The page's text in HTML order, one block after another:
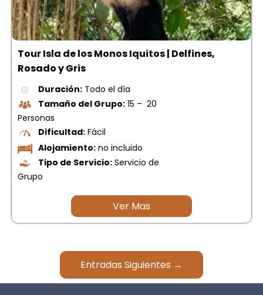
Tour Isla de los Monos Iquitos | Delfines,
Rosado y Gris
Duración: Todo el día
Tamaño del Grupo: 15 – 20
Personas
Dificultad: Fácil
Alojamiento: no incluido
Tipo de Servicio: Servicio de
Grupo
Ver Mas
Entradas Siguientes →